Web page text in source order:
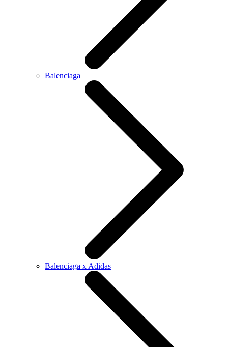
Balenciaga
Balenciaga x Adidas